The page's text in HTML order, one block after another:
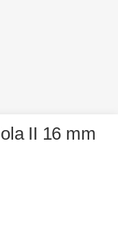
II 16 mm